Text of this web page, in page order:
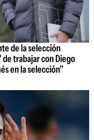
de la selección
trabajar con Diego
en la selección"